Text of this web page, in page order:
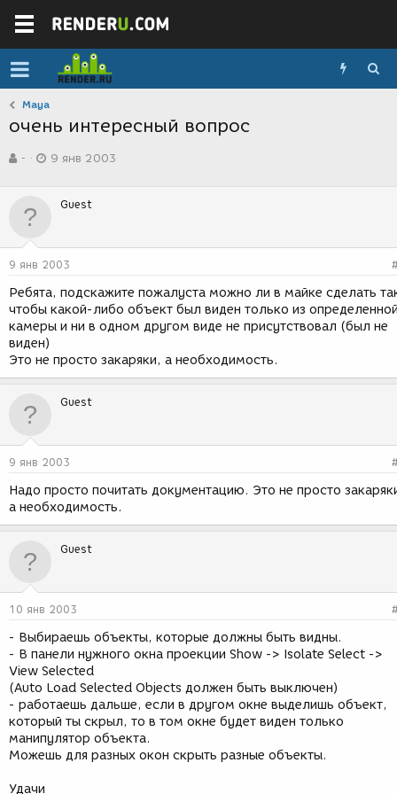
Maya
очень интересный вопрос
в
р
-
а
д
н
и
я
9 янв 2003
Guest
9 янв 2003
Ребята, подскажите пожалуста можно ли в майке сделать
чтобы какой-либо объект был виден только из
камеры и ни в одном другом виде не присутствовал (был не
виден)
Это не просто закаряки, а необходимость.
Guest
9 янв 2003
Надо просто почитать документацию. Это не просто
а необходимость.
Guest
10 янв 2003
- Выбираешь объекты, которые должны быть видны.
- В панели нужного окна проекции Show -> Isolate Select ->
View Selected
(Auto Load Selected Objects должен быть выключен)
- работаешь дальше, если в другом окне выделишь объект,
который ты скрыл, то в том окне будет виден только
манипулятор объекта.
Можешь для разных окон скрыть разные объекты.
Удачи